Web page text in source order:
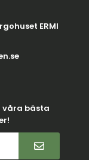
ERMI
våra bästa